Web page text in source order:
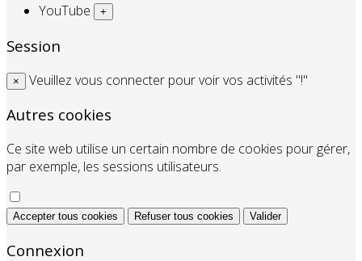
YouTube +
Session
× Veuillez vous connecter pour voir vos activités "!"
Autres cookies
Ce site web utilise un certain nombre de cookies pour gérer,
par exemple, les sessions utilisateurs.
Accepter tous cookies Refuser tous cookies Valider
Connexion